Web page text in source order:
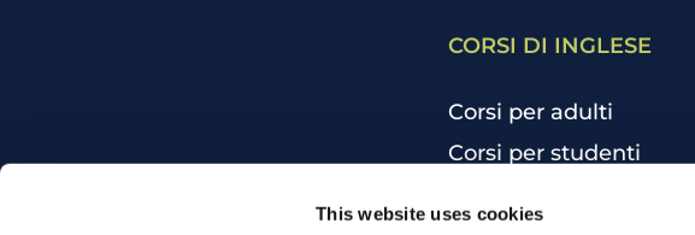
This website uses cookies
CORSI DI INGLESE
Corsi per adulti
Corsi per studenti